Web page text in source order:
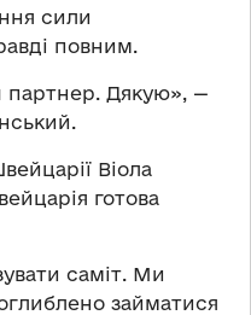
сили
повним.
партнер. Дякую», —
Віола
готова
саміт. Ми
займатися